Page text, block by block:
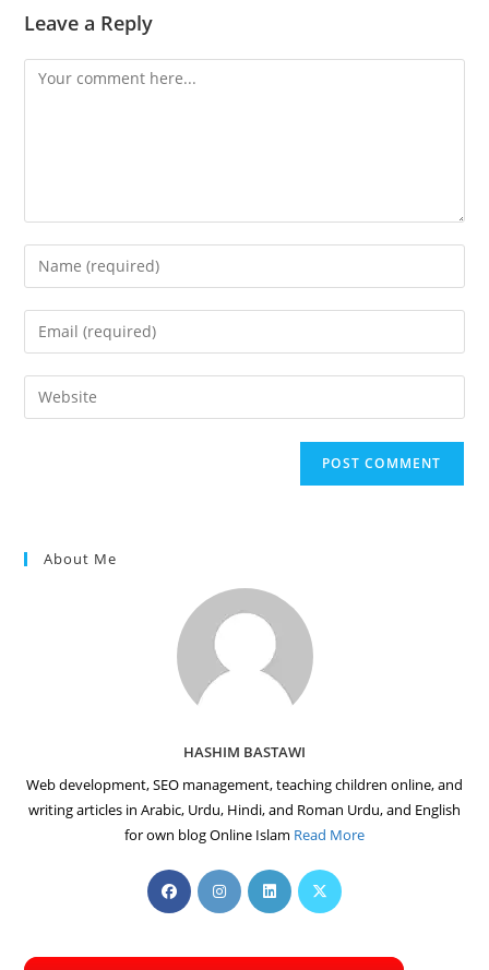
Leave a Reply
Comment
Enter
your
name
comment
Enter
your
email
address
Enter
your
About Me
HASHIM BASTAWI
Web development, SEO management, teaching children online, and
writing articles in Arabic, Urdu, Hindi, and Roman Urdu, and English
for own blog Online Islam Read More
Opens
in
new
Opens
in
new
Opens
in
new
Opens
new